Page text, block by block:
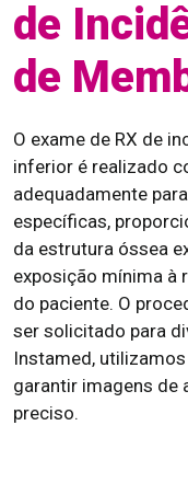
de
de
O exame de RX de
inferior é realizado
adequadamente
específicas,
da estrutura óssea
exposição mínima à
do paciente. O
ser solicitado para
Instamed,
garantir imagens de
preciso.